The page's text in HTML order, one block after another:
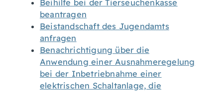
Beihilfe bei der Tierseuchenkasse
beantragen
Beistandschaft des Jugendamts
anfragen
Benachrichtigung über die
Anwendung einer Ausnahmeregelung
bei der Inbetriebnahme einer
elektrischen Schaltanlage, die